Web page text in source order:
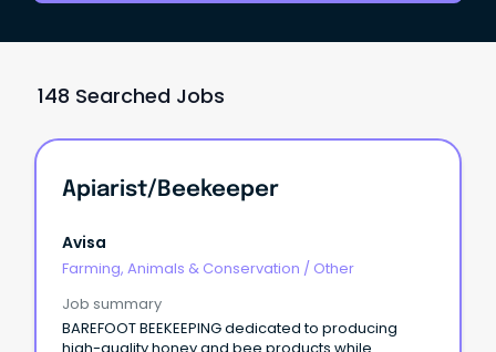
148 Searched Jobs
Apiarist/Beekeeper
Avisa
Farming, Animals & Conservation / Other
Job summary
BAREFOOT BEEKEEPING dedicated to producing